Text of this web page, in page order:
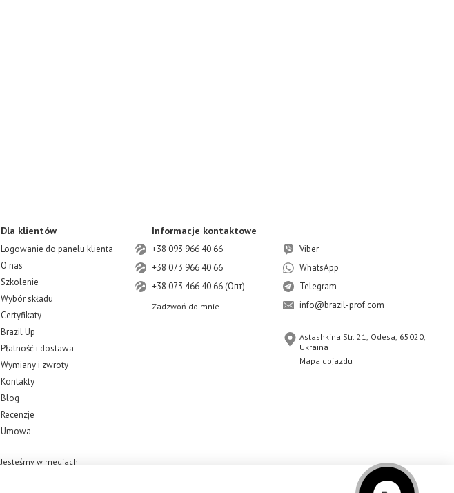
Dla klientów
Logowanie do panelu klienta
O nas
Szkolenie
Wybór składu
Certyfikaty
Brazil Up
Płatność i dostawa
Wymiany i zwroty
Kontakty
Blog
Recenzje
Umowa
Jesteśmy w mediach
Informacje kontaktowe
+38 093 966 40 66
+38 073 966 40 66
+38 073 466 40 66 (Опт)
Zadzwoń do mnie
Viber
WhatsApp
Telegram
info@brazil-prof.com
Astashkina Str. 21, Odesa, 65020,
Ukraina
Mapa dojazdu